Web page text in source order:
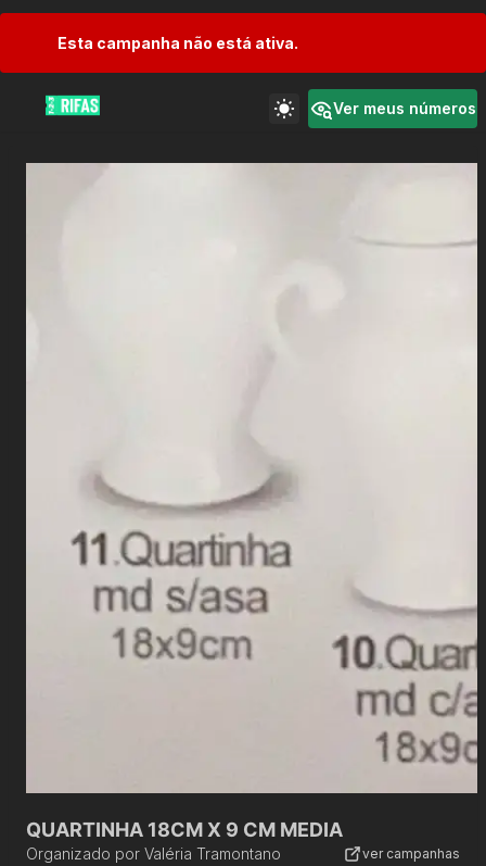
Esta campanha não está ativa.
Ver meus números
QUARTINHA 18CM X 9 CM MEDIA
Organizado por Valéria Tramontano ver campanhas